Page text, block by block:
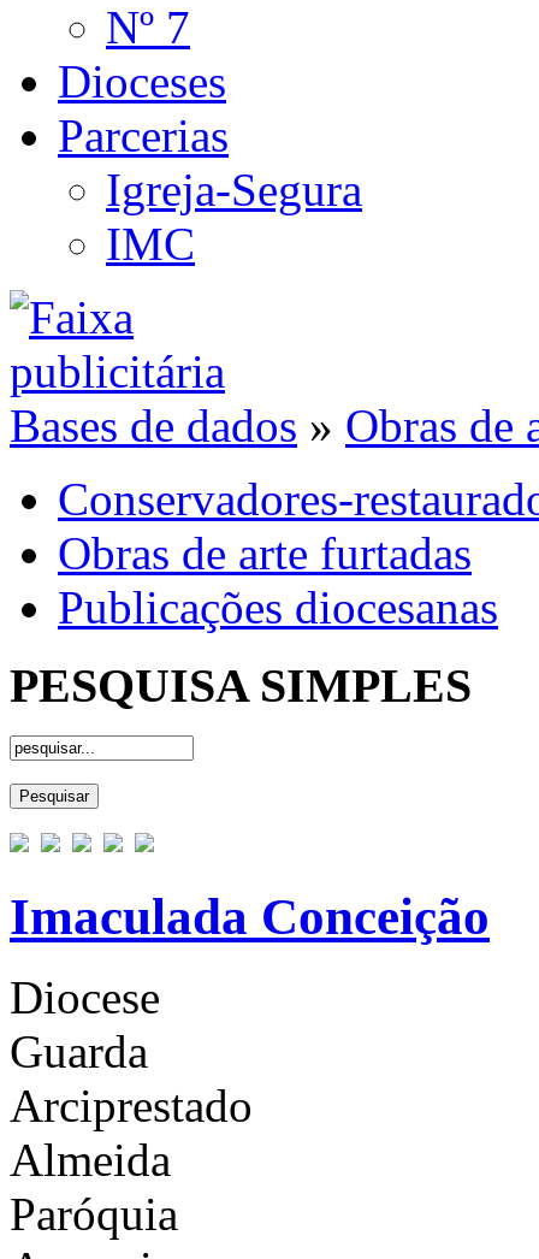
Nº 7
Dioceses
Parcerias
Igreja-Segura
IMC
Bases de dados » Obras de
Conservadores-
Obras de arte furtadas
Publicações diocesanas
PESQUISA SIMPLES
Imaculada Conceição
Diocese
Guarda
Arciprestado
Almeida
Paróquia